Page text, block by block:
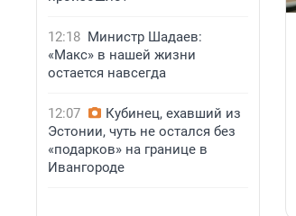
12:18 Министр Шадаев:
«Макс» в нашей жизни
остается навсегда
12:07
Кубинец, ехавший из
Эстонии, чуть не остался без
«подарков» на границе в
Ивангороде